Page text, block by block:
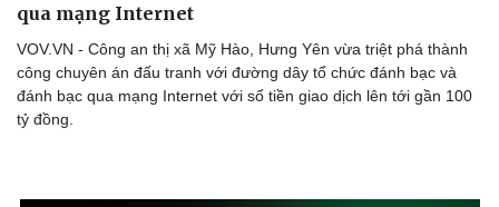
qua mạng Internet
VOV.VN - Công an thị xã Mỹ Hào, Hưng Yên vừa triệt phá thành
công chuyên án đấu tranh với đường dây tổ chức đánh bạc và
đánh bạc qua mạng Internet với số tiền giao dịch lên tới gần 100
tỷ đồng.